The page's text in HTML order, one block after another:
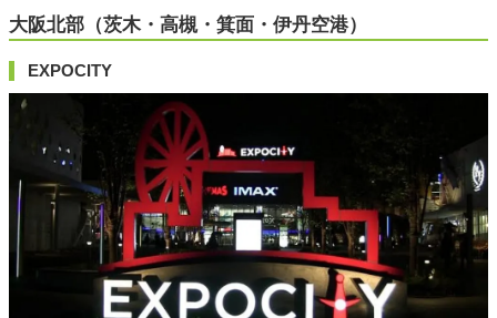
大阪北部（茨木・高槻・箕面・伊丹空港）
EXPOCITY